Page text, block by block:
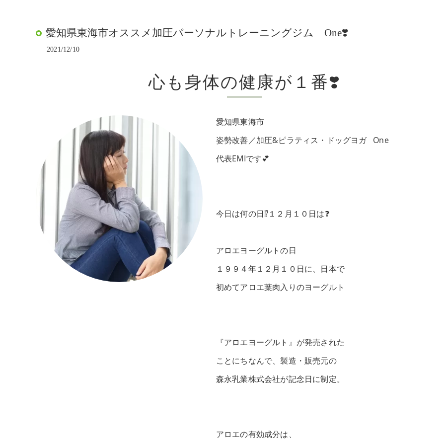
愛知県東海市オススメ加圧パーソナルトレーニングジム One❣️
2021/12/10
心も身体の健康が１番❣️
愛知県東海市
姿勢改善／加圧&ピラティス・ドッグヨガ One
代表EMIです💕
今日は何の日⁉️１２月１０日は❓
アロエヨーグルトの日
１９９４年１２月１０日に、日本で
初めてアロエ葉肉入りのヨーグルト
『アロエヨーグルト』が発売された
ことにちなんで、製造・販売元の
森永乳業株式会社が記念日に制定。
アロエの有効成分は、